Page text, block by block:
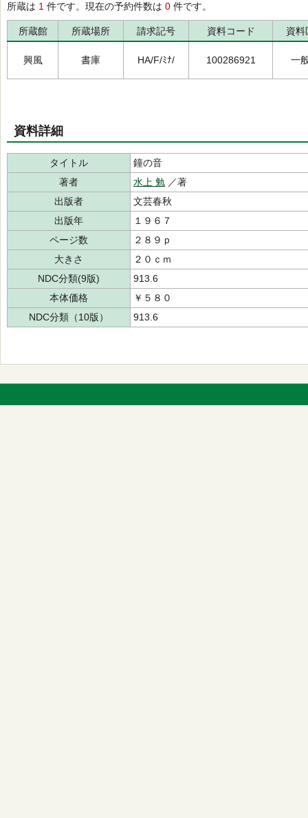
所蔵は 1 件です。現在の予約件数は 0 件です。
所蔵館 所蔵場所 請求記号 資料コード 資料
興風 書庫 HA/F/ﾐﾅ/ 100286921 一
資料詳細
タイトル
鐘の音
著者
水上 勉 ／著
出版者
文芸春秋
出版年
１９６７
ページ数
２８９ｐ
大きさ
２０ｃｍ
NDC分類(9版)
913.6
本体価格
￥５８０
NDC分類（10版）
913.6